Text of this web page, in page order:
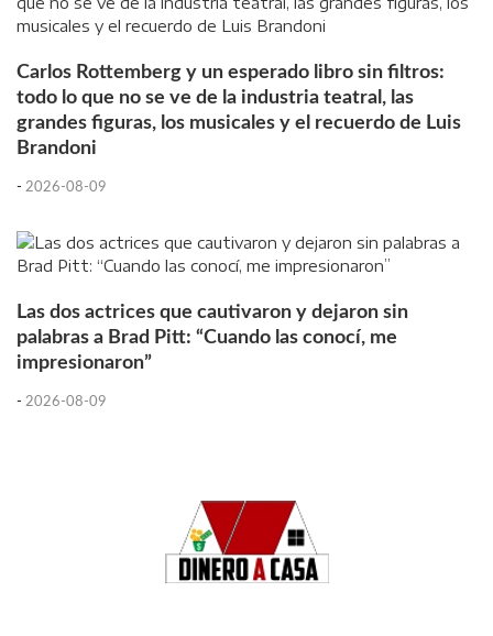
Carlos Rottemberg y un esperado libro sin filtros:
todo lo que no se ve de la industria teatral, las
grandes figuras, los musicales y el recuerdo de Luis
Brandoni
- 2026-08-09
Las dos actrices que cautivaron y dejaron sin
palabras a Brad Pitt: “Cuando las conocí, me
impresionaron”
- 2026-08-09